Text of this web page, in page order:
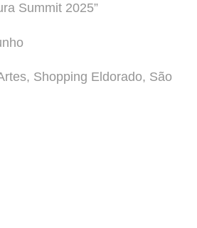
Summit 2025”
Shopping Eldorado, São